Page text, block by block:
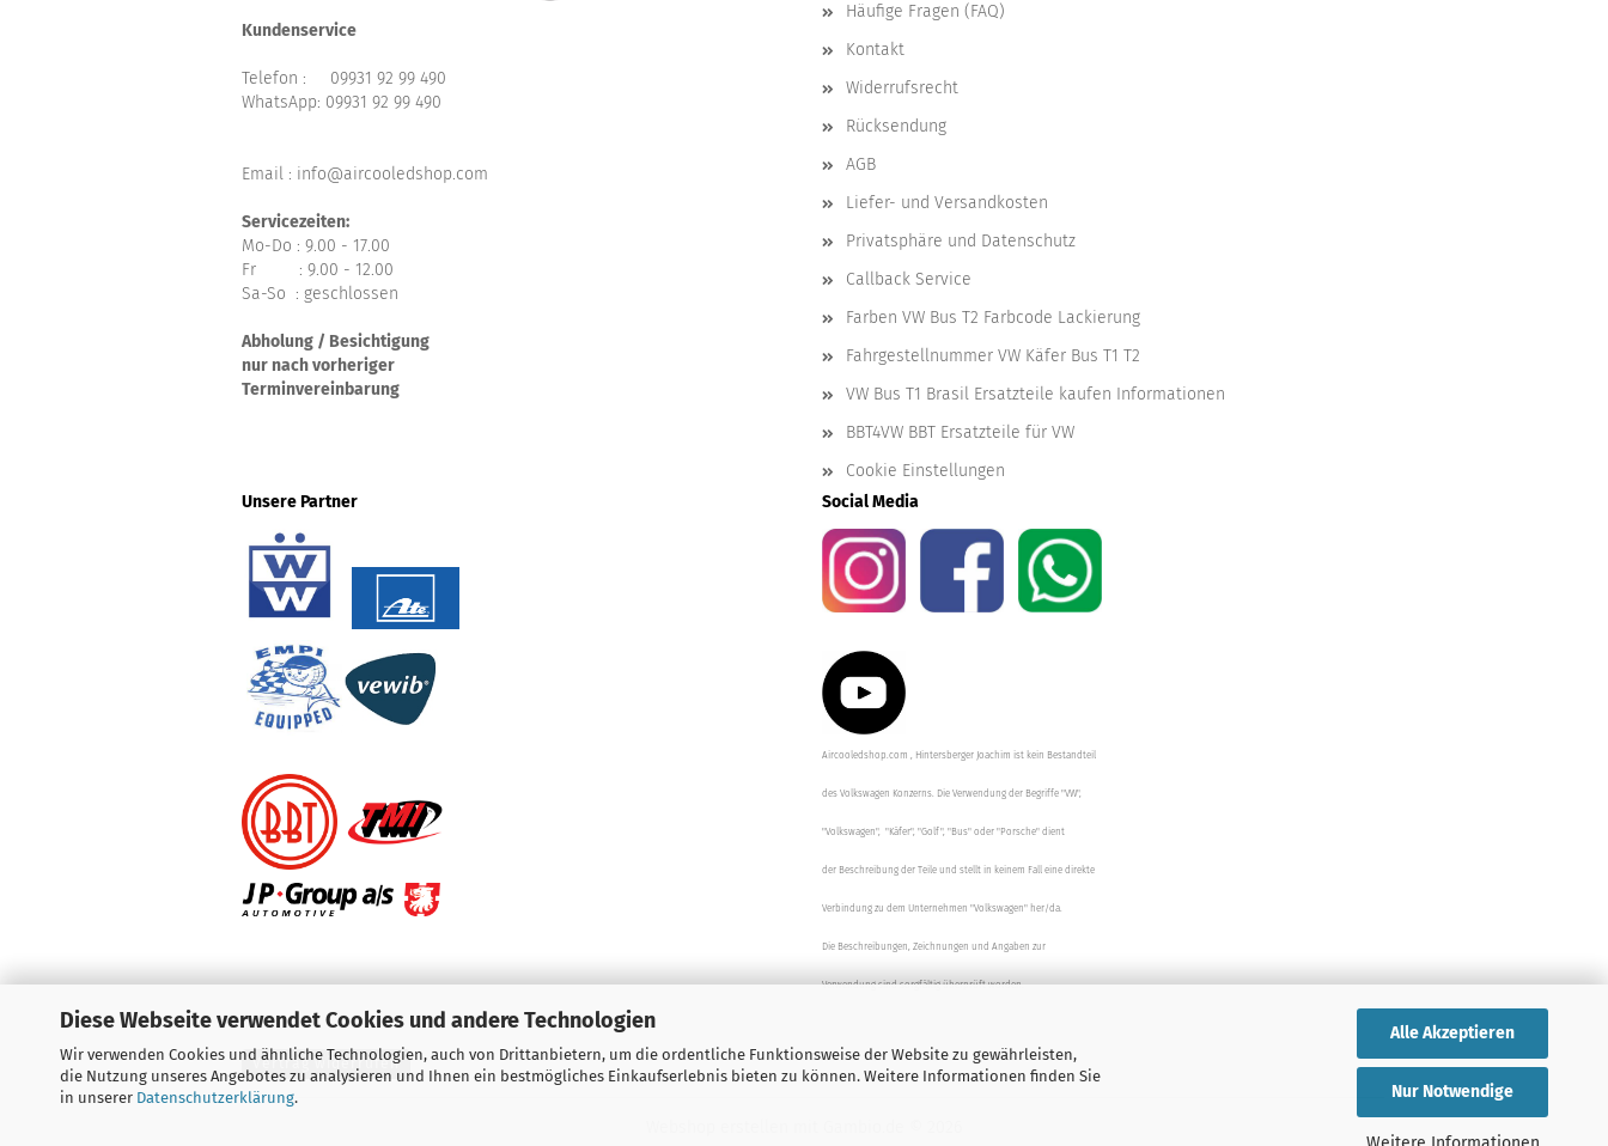
Diese Webseite verwendet Cookies und andere Technologien
Wir verwenden Cookies und ähnliche Technologien, auch von Drittanbietern, um die ordentliche Funktionsweise der Website zu gewährleisten,
die Nutzung unseres Angebotes zu analysieren und Ihnen ein bestmögliches Einkaufserlebnis bieten zu können. Weitere Informationen finden Sie
in unserer Datenschutzerklärung.
Alle Akzeptieren
Nur Notwendige
Kundenservice
Telefon : 09931 92 99 490
WhatsApp: 09931 92 99 490
Email : info@aircooledshop.com
Servicezeiten:
Mo-Do : 9.00 - 17.00
Fr : 9.00 - 12.00
Sa-So : geschlossen
Abholung / Besichtigung
nur nach vorheriger
Terminvereinbarung
Häufige Fragen (FAQ)
Kontakt
Widerrufsrecht
Rücksendung
AGB
Liefer- und Versandkosten
Privatsphäre und Datenschutz
Callback Service
Farben VW Bus T2 Farbcode Lackierung
Fahrgestellnummer VW Käfer Bus T1 T2
VW Bus T1 Brasil Ersatzteile kaufen Informationen
BBT4VW BBT Ersatzteile für VW
Cookie Einstellungen
Unsere Partner
Social Media
Aircooledshop.com , Hintersberger Joachim ist kein Bestandteil
des Volkswagen Konzerns. Die Verwendung der Begriffe "VW",
"Volkswagen", "Käfer", "Golf", "Bus" oder "Porsche" dient
der Beschreibung der Teile und stellt in keinem Fall eine direkte
Verbindung zu dem Unternehmen "Volkswagen" her/da.
Die Beschreibungen, Zeichnungen und Angaben zur
Verwendung sind sorgfältig überprüft worden.
Vertrag widerrufen